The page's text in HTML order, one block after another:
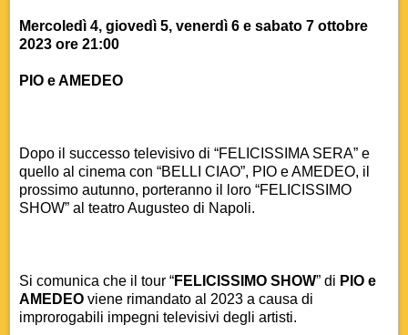
Mercoledì 4, giovedì 5, venerdì 6 e sabato 7 ottobre
2023 ore 21:00
PIO e AMEDEO
Dopo il successo televisivo di “FELICISSIMA SERA” e
quello al cinema con “BELLI CIAO”, PIO e AMEDEO, il
prossimo autunno, porteranno il loro “FELICISSIMO
SHOW” al teatro Augusteo di Napoli.
Si comunica che il tour “FELICISSIMO SHOW” di PIO e
AMEDEO viene rimandato al 2023 a causa di
improrogabili impegni televisivi degli artisti.